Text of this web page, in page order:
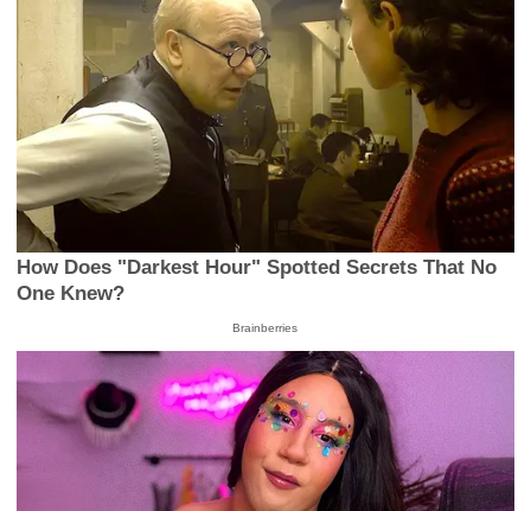
How Does "Darkest Hour" Spotted Secrets That No
One Knew?
Brainberries